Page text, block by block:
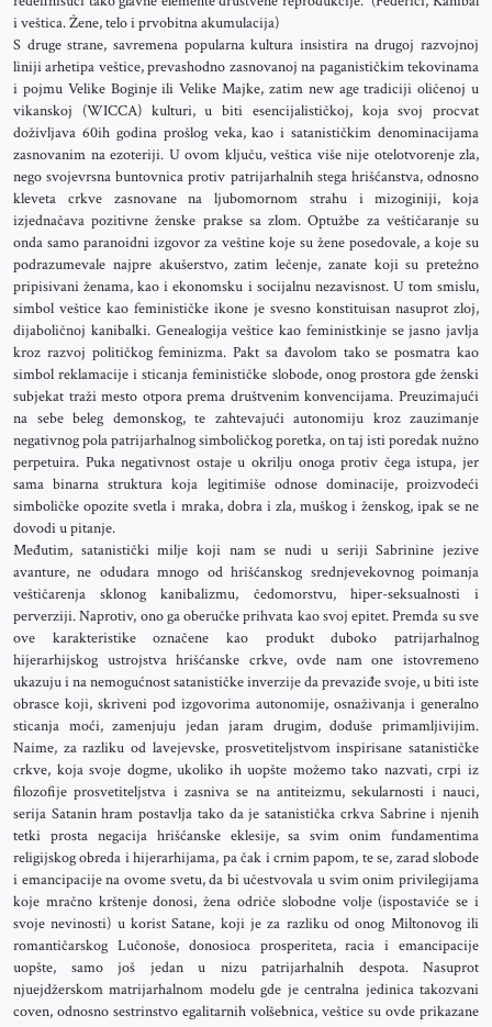
i veštica. Žene, telo i prvobitna akumulacija)
S druge strane, savremena popularna kultura insistira na drugoj razvojnoj
liniji arhetipa veštice, prevashodno zasnovanoj na paganističkim tekovinama
i pojmu Velike Boginje ili Velike Majke, zatim new age tradiciji oličenoj u
vikanskoj (WICCA) kulturi, u biti esencijalističkoj, koja svoj procvat
doživljava 60ih godina prošlog veka, kao i satanističkim denominacijama
zasnovanim na ezoteriji. U ovom ključu, veštica više nije otelotvorenje zla,
nego svojevrsna buntovnica protiv patrijarhalnih stega hrišćanstva, odnosno
kleveta crkve zasnovane na ljubomornom strahu i mizoginiji, koja
izjednačava pozitivne ženske prakse sa zlom. Optužbe za veštičaranje su
onda samo paranoidni izgovor za veštine koje su žene posedovale, a koje su
podrazumevale najpre akušerstvo, zatim lečenje, zanate koji su pretežno
pripisivani ženama, kao i ekonomsku i socijalnu nezavisnost. U tom smislu,
simbol veštice kao feminističke ikone je svesno konstituisan nasuprot zloj,
dijaboličnoj kanibalki. Genealogija veštice kao feministkinje se jasno javlja
kroz razvoj političkog feminizma. Pakt sa đavolom tako se posmatra kao
simbol reklamacije i sticanja feminističke slobode, onog prostora gde ženski
subjekat traži mesto otpora prema društvenim konvencijama. Preuzimajući
na sebe beleg demonskog, te zahtevajući autonomiju kroz zauzimanje
negativnog pola patrijarhalnog simboličkog poretka, on taj isti poredak nužno
perpetuira. Puka negativnost ostaje u okrilju onoga protiv čega istupa, jer
sama binarna struktura koja legitimiše odnose dominacije, proizvodeći
simboličke opozite svetla i mraka, dobra i zla, muškog i ženskog, ipak se ne
dovodi u pitanje.
Međutim, satanistički milje koji nam se nudi u seriji Sabrinine jezive
avanture, ne odudara mnogo od hrišćanskog srednjevekovnog poimanja
veštičarenja sklonog kanibalizmu, čedomorstvu, hiper-seksualnosti i
perverziji. Naprotiv, ono ga oberučke prihvata kao svoj epitet. Premda su sve
ove karakteristike označene kao produkt duboko patrijarhalnog
hijerarhijskog ustrojstva hrišćanske crkve, ovde nam one istovremeno
ukazuju i na nemogućnost satanističke inverzije da prevaziđe svoje, u biti iste
obrasce koji, skriveni pod izgovorima autonomije, osnaživanja i generalno
sticanja moći, zamenjuju jedan jaram drugim, doduše primamljivijim.
Naime, za razliku od lavejevske, prosvetiteljstvom inspirisane satanističke
crkve, koja svoje dogme, ukoliko ih uopšte možemo tako nazvati, crpi iz
filozofije prosvetiteljstva i zasniva se na antiteizmu, sekularnosti i nauci,
serija Satanin hram postavlja tako da je satanistička crkva Sabrine i njenih
tetki prosta negacija hrišćanske eklesije, sa svim onim fundamentima
religijskog obreda i hijerarhijama, pa čak i crnim papom, te se, zarad slobode
i emancipacije na ovome svetu, da bi učestvovala u svim onim privilegijama
koje mračno krštenje donosi, žena odriče slobodne volje (ispostaviće se i
svoje nevinosti) u korist Satane, koji je za razliku od onog Miltonovog ili
romantičarskog Lučonoše, donosioca prosperiteta, racia i emancipacije
uopšte, samo još jedan u nizu patrijarhalnih despota. Nasuprot
njuejdžerskom matrijarhalnom modelu gde je centralna jedinica takozvani
coven, odnosno sestrinstvo egalitarnih volšebnica, veštice su ovde prikazane